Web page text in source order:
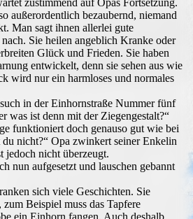
zustimmend auf Opas Fortsetzung.
außerordentlich bezaubernd, niemand
Man sagt ihnen allerlei gute
Sie heilen angeblich Kranke oder
Glück und Frieden. Sie haben
entwickelt, denn sie sehen aus wie
wird nur ein harmloses und normales
in der Einhornstraße Nummer fünf
was ist denn mit der Ziegengestalt?“
funktioniert doch genauso gut wie bei
nicht?“ Opa zwinkert seiner Enkelin
jedoch nicht überzeugt.
nun aufgesetzt und lauschen gebannt
sich viele Geschichten. Sie
Beispiel muss das Tapfere